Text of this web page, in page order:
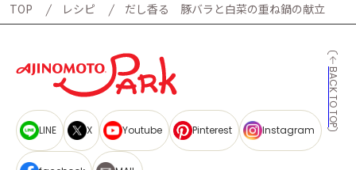
TOP レシピ だし香る 豚バラと白菜の重ね鍋の献立
BACK TO TOP
LINE X Youtube Pinterest Instagram